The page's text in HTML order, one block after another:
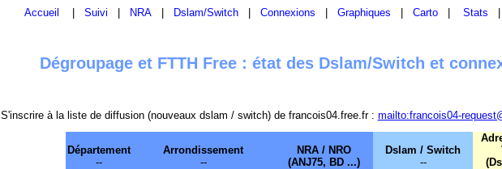
Accueil Suivi NRA Dslam/Switch Connexions Graphiques Carto Stats
Dégroupage et FTTH Free : état des Dslam/Switch et
S'inscrire à la liste de diffusion (nouveaux dslam / switch) de francois04.free.fr : mailto:francois04-
Département
--
Arrondissement
--
NRA / NRO
(ANJ75, BD ...)
Dslam / Switch
--